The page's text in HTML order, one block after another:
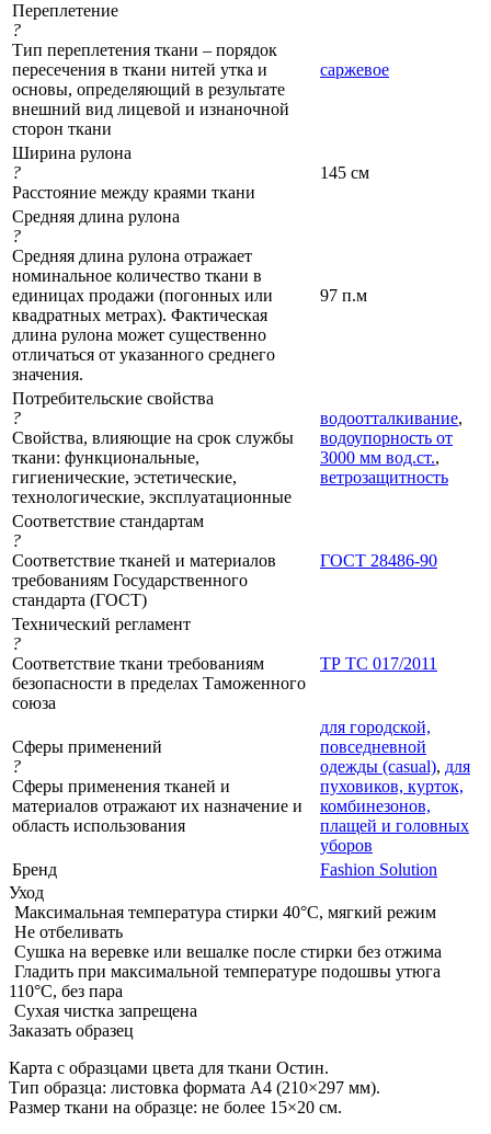
Переплетение
?
Тип переплетения ткани – порядок
пересечения в ткани нитей утка и
основы, определяющий в результате
внешний вид лицевой и изнаночной
сторон ткани
саржевое
Ширина рулона
?
Расстояние между краями ткани
145 см
Средняя длина рулона
?
Средняя длина рулона отражает
номинальное количество ткани в
единицах продажи (погонных или
квадратных метрах). Фактическая
длина рулона может существенно
отличаться от указанного среднего
значения.
97 п.м
Потребительские свойства
?
Свойства, влияющие на срок службы
ткани: функциональные,
гигиенические, эстетические,
технологические, эксплуатационные
водоотталкивание,
водоупорность от
3000 мм вод.ст.,
ветрозащитность
Соответствие стандартам
?
Соответствие тканей и материалов
требованиям Государственного
стандарта (ГОСТ)
ГОСТ 28486-90
Технический регламент
?
Соответствие ткани требованиям
безопасности в пределах Таможенного
союза
ТР ТС 017/2011
Сферы применений
?
Сферы применения тканей и
материалов отражают их назначение и
область использования
для городской,
повседневной
одежды (casual), для
пуховиков, курток,
комбинезонов,
плащей и головных
уборов
Бренд
Fashion Solution
Уход
Максимальная температура стирки 40°C, мягкий режим
Не отбеливать
Сушка на веревке или вешалке после стирки без отжима
Гладить при максимальной температуре подошвы утюга
110°C, без пара
Сухая чистка запрещена
Заказать образец
Карта с образцами цвета для ткани Остин.
Тип образца: листовка формата А4 (210×297 мм).
Размер ткани на образце: не более 15×20 см.